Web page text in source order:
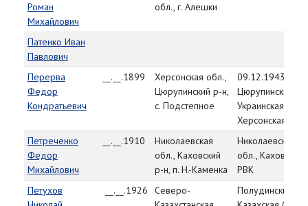
Роман
Михайлович
обл., г. Алешки
Патенко Иван
Павлович
Перерва
Федор
Кондратьевич
__.__.1899
Херсонская обл.,
Цюрупинский р-н,
с. Подстепное
09.12.1943,
Цюрупинский
Украинская ССР,
Херсонская обл.
Петреченко
Федор
Михайлович
__.__.1910
Николаевская
обл., Каховский
р-н, п. Н.-Каменка
Николаевская
обл., Каховский
РВК
Петухов
__.__.1926
Северо-
Полудинский